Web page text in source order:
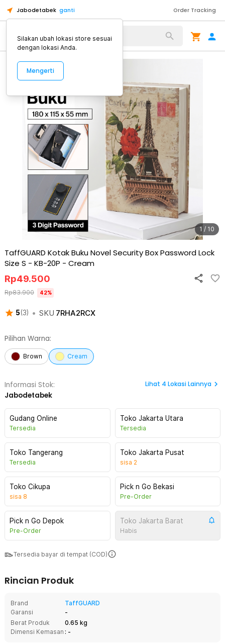
Jabodetabek ganti Order Tracking
Alat Kopi
1 / 10
TaffGUARD Kotak Buku Novel Security Box Password Lock
Size S - KB-20P - Cream
5(3) • SKU 7RHA2RCX
Rp49.500
Rp83.900 42%
Pilihan Warna:
Brown Cream
Informasi Stok:
Jabodetabek
Lihat 4 Lokasi Lainnya
Gudang Online
Tersedia
Toko Jakarta Utara
Tersedia
Toko Tangerang
Tersedia
Toko Jakarta Pusat
sisa 2
Toko Cikupa
sisa 8
Pick n Go Bekasi
Pre-Order
Pick n Go Depok
Pre-Order
Toko Jakarta Barat
Habis
Tersedia bayar di tempat (COD)
Rincian Produk
Brand
TaffGUARD
Garansi
-
Berat Produk
0.65 kg
Dimensi Kemasan : -
Silakan ubah lokasi store sesuai
dengan lokasi Anda.
Mengerti